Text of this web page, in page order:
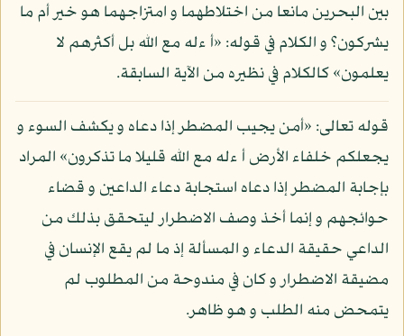
بين البحرين مانعا من اختلاطهما و امتزاجهما هو خير أم ما
يشركون؟ و الكلام في قوله: «أ ءله مع الله بل أكثرهم لا
يعلمون» كالكلام في نظيره من الآية السابقة.
قوله تعالى: «أمن يجيب المضطر إذا دعاه و يكشف السوء و
يجعلكم خلفاء الأرض أ ءله مع الله قليلا ما تذكرون» المراد
بإجابة المضطر إذا دعاه استجابة دعاء الداعين و قضاء
حوائجهم و إنما أخذ وصف الاضطرار ليتحقق بذلك من
الداعي حقيقة الدعاء و المسألة إذ ما لم يقع الإنسان في
مضيقة الاضطرار و كان في مندوحة من المطلوب لم
يتمحض منه الطلب و هو ظاهر.